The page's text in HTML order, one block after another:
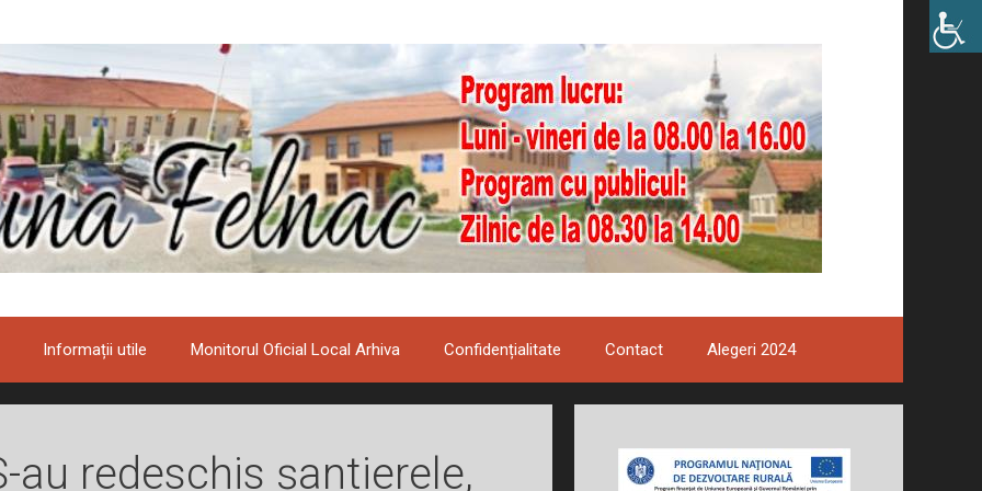
Informații utile Monitorul Oficial Local Arhiva Confidențialitate Contact Alegeri 2024
au redeschis șantierele,